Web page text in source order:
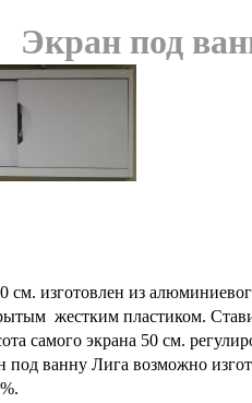
Экран под
см. изготовлен из
жестким пластиком.
самого экрана 50 см.
ванну Лига возможно